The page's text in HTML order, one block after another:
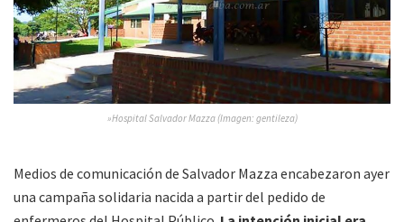
»Hospital Salvador Mazza (Imagen: gentileza)
Medios de comunicación de Salvador Mazza encabezaron ayer
una campaña solidaria nacida a partir del pedido de